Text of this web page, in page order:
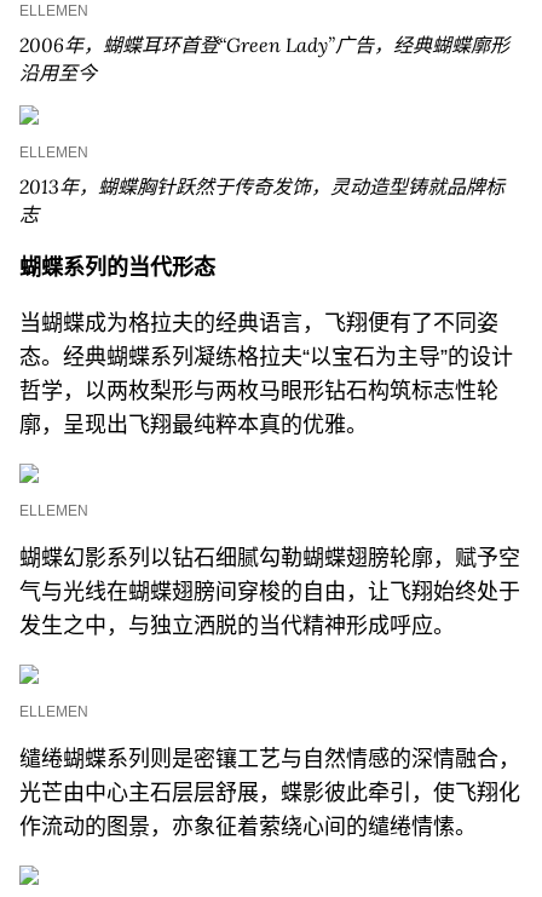
ELLEMEN
2006年，蝴蝶耳环首登“Green Lady”广告，经典蝴蝶廓形
沿用至今
ELLEMEN
2013年，蝴蝶胸针跃然于传奇发饰，灵动造型铸就品牌标
志
蝴蝶系列的当代形态
当蝴蝶成为格拉夫的经典语言，飞翔便有了不同姿
态。经典蝴蝶系列凝练格拉夫“以宝石为主导”的设计
哲学，以两枚梨形与两枚马眼形钻石构筑标志性轮
廓，呈现出飞翔最纯粹本真的优雅。
ELLEMEN
蝴蝶幻影系列以钻石细腻勾勒蝴蝶翅膀轮廓，赋予空
气与光线在蝴蝶翅膀间穿梭的自由，让飞翔始终处于
发生之中，与独立洒脱的当代精神形成呼应。
ELLEMEN
缱绻蝴蝶系列则是密镶工艺与自然情感的深情融合，
光芒由中心主石层层舒展，蝶影彼此牵引，使飞翔化
作流动的图景，亦象征着萦绕心间的缱绻情愫。